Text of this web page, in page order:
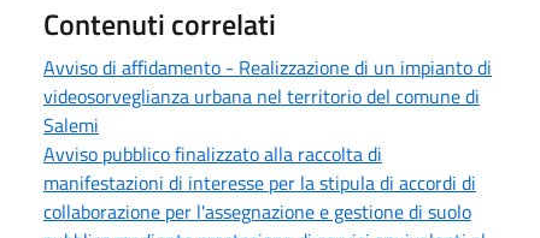
Contenuti correlati
Avviso di affidamento - Realizzazione di un impianto di
videosorveglianza urbana nel territorio del comune di
Salemi
Avviso pubblico finalizzato alla raccolta di
manifestazioni di interesse per la stipula di accordi di
collaborazione per l'assegnazione e gestione di suolo